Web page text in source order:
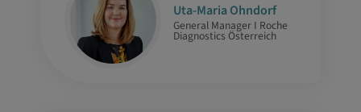
Uta-Maria Ohndorf
General Manager I Roche
Diagnostics Österreich